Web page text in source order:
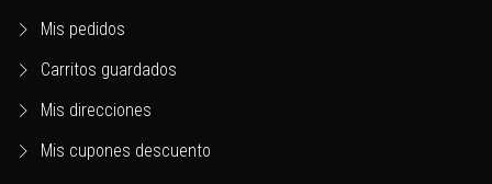
Mis pedidos
Carritos guardados
Mis direcciones
Mis cupones descuento